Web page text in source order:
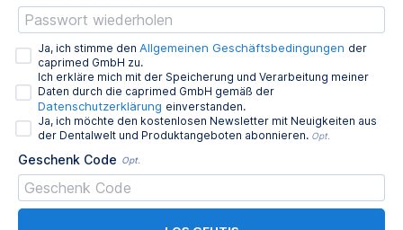
Ja, ich stimme den Allgemeinen Geschäftsbedingungen der
caprimed GmbH zu.
Ich erkläre mich mit der Speicherung und Verarbeitung meiner
Daten durch die caprimed GmbH gemäß der
Datenschutzerklärung einverstanden.
Ja, ich möchte den kostenlosen Newsletter mit Neuigkeiten aus
der Dentalwelt und Produktangeboten abonnieren. Opt.
Geschenk Code Opt.